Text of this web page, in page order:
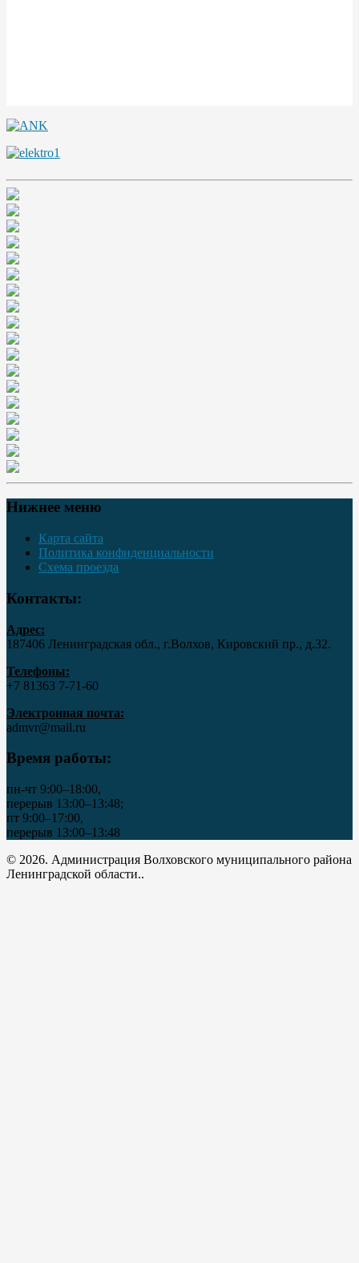
Нижнее меню
Карта сайта
Политика конфиденциальности
Схема проезда
Контакты:
Адрес:
187406 Ленинградская обл., г.Волхов, Кировский пр., д.32.
Телефоны:
+7 81363 7‑71-60
Электронная почта:
admvr@mail.ru
Время работы:
пн-чт 9:00–18:00,
перерыв 13:00–13:48;
пт 9:00–17:00,
перерыв 13:00–13:48
© 2026. Администрация Волховского муниципального района
Ленинградской области..